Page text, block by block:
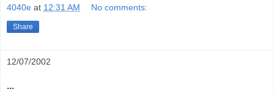
4040e at 12:31 AM No comments:
Share
12/07/2002
...